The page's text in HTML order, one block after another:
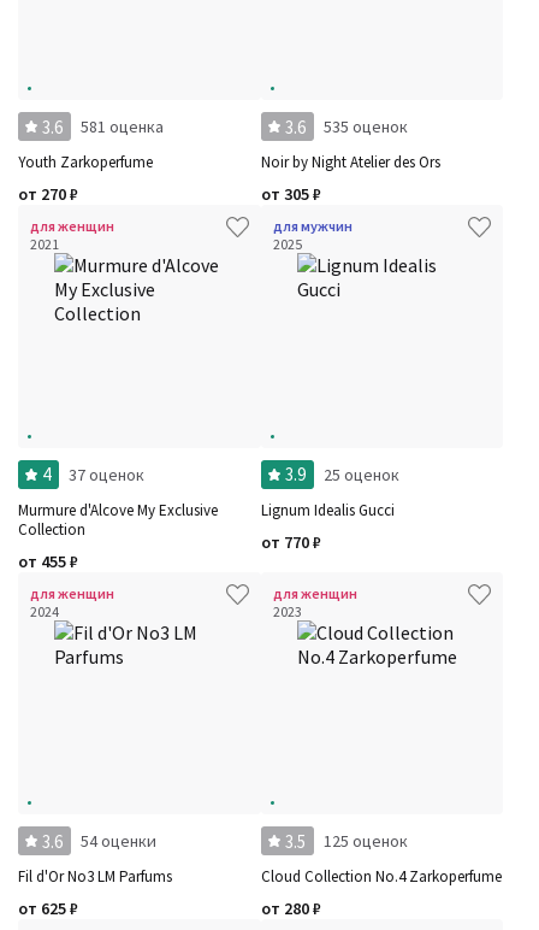
3.6 581 оценка
Youth Zarkoperfume
от 270₽
3.6 535 оценок
Noir by Night Atelier des Ors
от 305₽
для женщин
2021
4 37 оценок
Murmure d'Alcove My Exclusive
Collection
от 455₽
для мужчин
2025
3.9 25 оценок
Lignum Idealis Gucci
от 770₽
для женщин
2024
3.6 54 оценки
Fil d'Or No3 LM Parfums
от 625₽
для женщин
2023
3.5 125 оценок
Cloud Collection No.4 Zarkoperfume
от 280₽